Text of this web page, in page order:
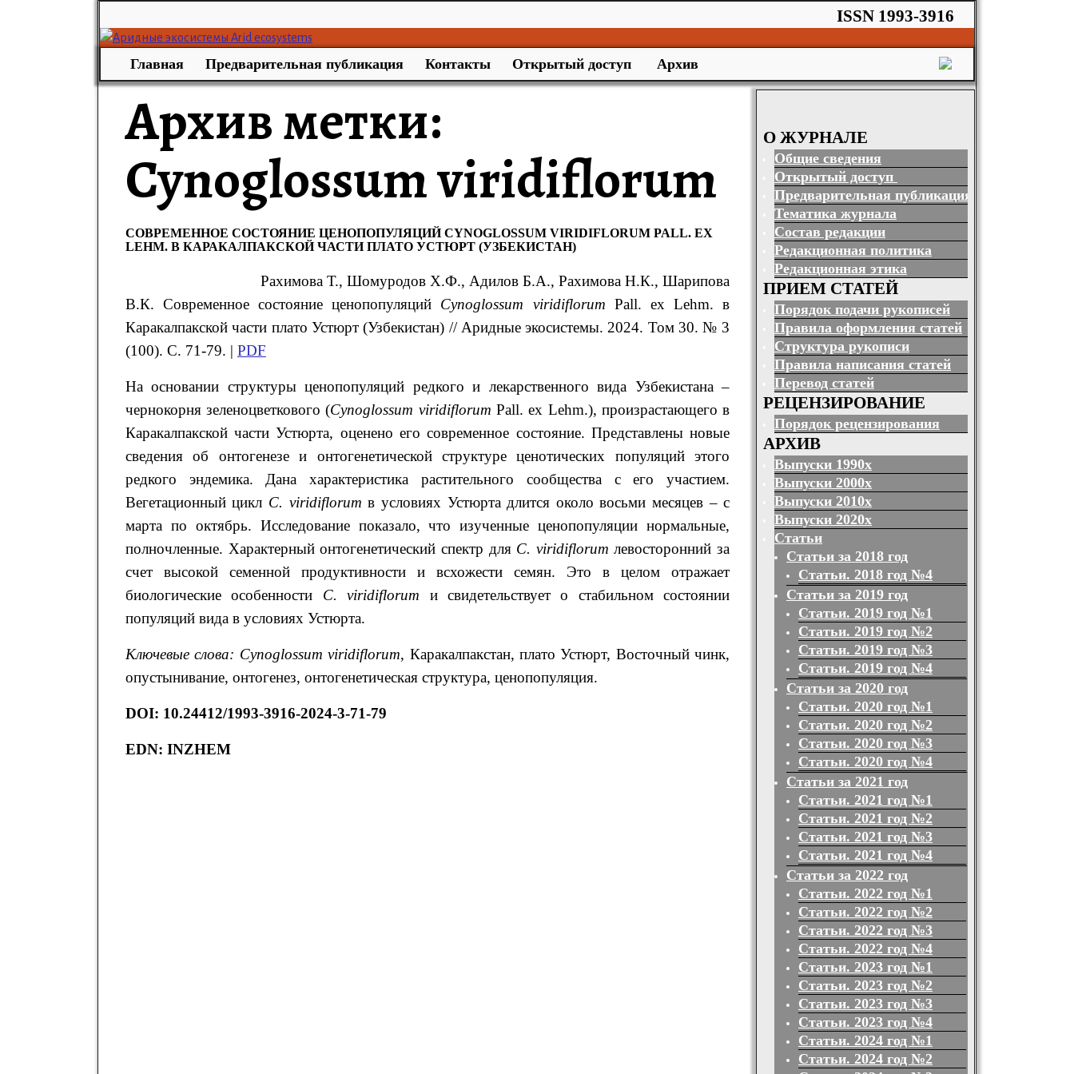
ISSN 1993-3916
Главная Предварительная публикация Контакты Открытый доступ Архив
Архив метки:
Cynoglossum viridiflorum
СОВРЕМЕННОЕ СОСТОЯНИЕ ЦЕНОПОПУЛЯЦИЙ CYNOGLOSSUM VIRIDIFLORUM PALL. EX
LEHM. В КАРАКАЛПАКСКОЙ ЧАСТИ ПЛАТО УСТЮРТ (УЗБЕКИСТАН)
Рахимова Т., Шомуродов Х.Ф., АдиловБ.А., РахимоваН.К., Шарипова
В.К.Современное состояние ценопопуляций Cynoglossum viridiflorum Pall. ex Lehm.в
Каракалпакской части плато Устюрт (Узбекистан) // Аридные экосистемы. 2024. Том 30. № 3
(100). С. 71-79. | PDF
На основании структуры ценопопуляций редкого и лекарственного вида Узбекистана –
чернокорня зеленоцветкового (Cynoglossum viridiflorum Pall. ex Lehm.), произрастающего в
Каракалпакской части Устюрта, оценено его современное состояние. Представлены новые
сведения об онтогенезе и онтогенетической структуре ценотических популяций этого
редкого эндемика. Дана характеристика растительного сообщества с его участием.
Вегетационный цикл C. viridiflorum в условиях Устюрта длится около восьми месяцев – с
марта по октябрь. Исследование показало, что изученные ценопопуляции нормальные,
полночленные. Характерный онтогенетический спектр для C. viridiflorum левосторонний за
счет высокой семенной продуктивности и всхожести семян. Это в целом отражает
биологические особенности C.viridiflorum и свидетельствует о стабильном состоянии
популяций вида в условиях Устюрта.
Ключевые слова: Cynoglossum viridiflorum, Каракалпакстан, плато Устюрт, Восточный чинк,
опустынивание, онтогенез, онтогенетическая структура, ценопопуляция.
DOI: 10.24412/1993-3916-2024-3-71-79
EDN: INZHEM
О ЖУРНАЛЕ
Общие сведения
Открытый доступ
Предварительная публикация
Тематика журнала
Состав редакции
Редакционная политика
Редакционная этика
ПРИЕМ СТАТЕЙ
Порядок подачи рукописей
Правила оформления статей
Структура рукописи
Правила написания статей
Перевод статей
РЕЦЕНЗИРОВАНИЕ
Порядок рецензирования
АРХИВ
Выпуски 1990х
Выпуски 2000х
Выпуски 2010х
Выпуски 2020х
Статьи
Статьи за 2018 год
Статьи. 2018 год №4
Статьи за 2019 год
Статьи. 2019 год №1
Статьи. 2019 год №2
Статьи. 2019 год №3
Статьи. 2019 год №4
Статьи за 2020 год
Статьи. 2020 год №1
Статьи. 2020 год №2
Статьи. 2020 год №3
Статьи. 2020 год №4
Статьи за 2021 год
Статьи. 2021 год №1
Статьи. 2021 год №2
Статьи. 2021 год №3
Статьи. 2021 год №4
Статьи за 2022 год
Статьи. 2022 год №1
Статьи. 2022 год №2
Статьи. 2022 год №3
Статьи. 2022 год №4
Статьи. 2023 год №1
Статьи. 2023 год №2
Статьи. 2023 год №3
Статьи. 2023 год №4
Статьи. 2024 год №1
Статьи. 2024 год №2